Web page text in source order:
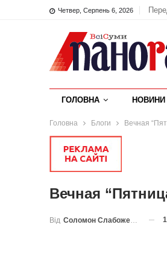
Четвер, Серпень 6, 2026
ГОЛОВНА НОВИНИ
Головна Блоги Вечная
Вечная
Від Соломон Слабоженський